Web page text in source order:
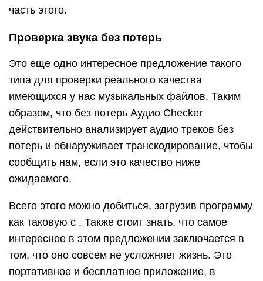
часть этого.
Проверка звука без потерь
Это еще одно интересное предложение такого
типа для проверки реального качества
имеющихся у нас музыкальных файлов. Таким
образом, что без потерь Аудио Checker
действительно анализирует аудио треков без
потерь и обнаруживает транскодирование, чтобы
сообщить нам, если это качество ниже
ожидаемого.
Всего этого можно добиться, загрузив программу
как таковую с , Также стоит знать, что самое
интересное в этом предложении заключается в
том, что оно совсем не усложняет жизнь. Это
портативное и бесплатное приложение, в